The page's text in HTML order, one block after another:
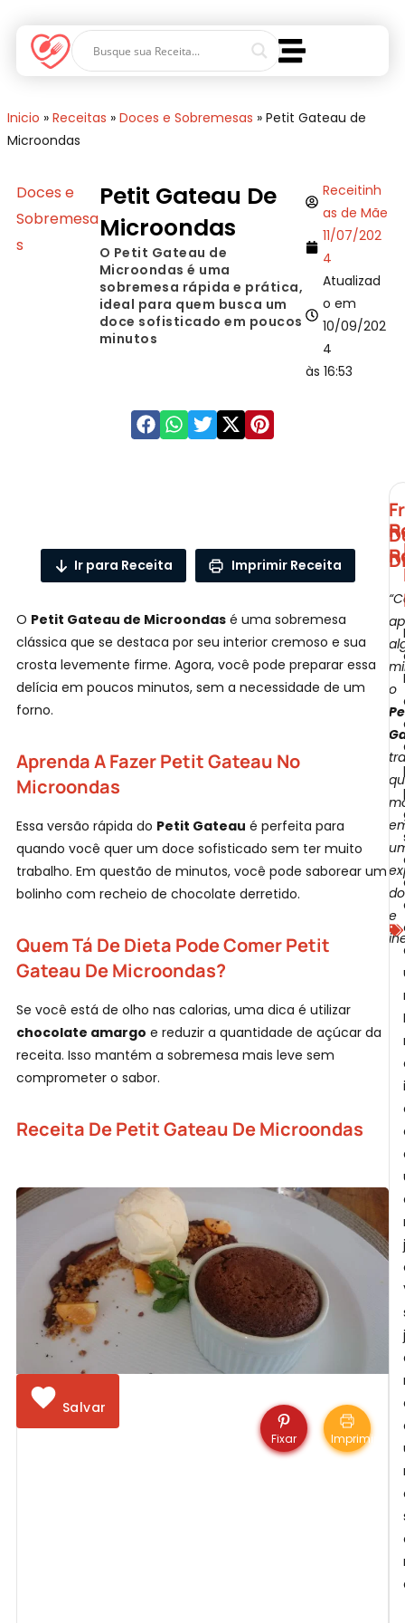
Inicio » Receitas » Doces e Sobremesas » Petit Gateau de
Microondas
Doces e
Sobremesa
s
Petit Gateau De
Microondas
O Petit Gateau de
Microondas é uma
sobremesa rápida e prática,
ideal para quem busca um
doce sofisticado em poucos
minutos
Receitinh
as de Mãe
11/07/202
4
Atualizad
o em
10/09/202
4
às 16:53
Ir para Receita Imprimir Receita
O Petit Gateau de Microondas é uma sobremesa
clássica que se destaca por seu interior cremoso e sua
crosta levemente firme. Agora, você pode preparar essa
delícia em poucos minutos, sem a necessidade de um
forno.
Aprenda A Fazer Petit Gateau No
Microondas
Essa versão rápida do Petit Gateau é perfeita para
quando você quer um doce sofisticado sem ter muito
trabalho. Em questão de minutos, você pode saborear um
bolinho com recheio de chocolate derretido.
Quem Tá De Dieta Pode Comer Petit
Gateau De Microondas?
Se você está de olho nas calorias, uma dica é utilizar
chocolate amargo e reduzir a quantidade de açúcar da
receita. Isso mantém a sobremesa mais leve sem
comprometer o sabor.
Receita De Petit Gateau De Microondas
Fixar Imprimir
Salvar
o
e